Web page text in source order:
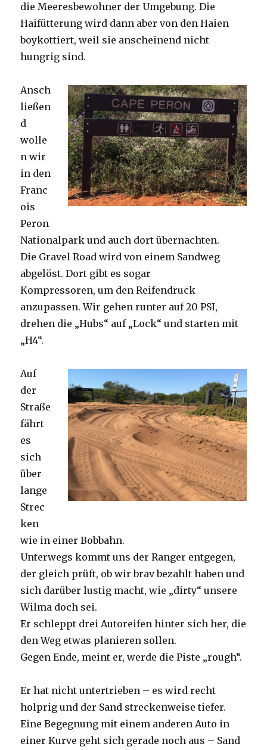
die Meeresbewohner der Umgebung. Die
Haifütterung wird dann aber von den Haien
boykottiert, weil sie anscheinend nicht
hungrig sind.
Ansch
ließen
d
wolle
n wir
in den
Franc
ois
Peron
Nationalpark und auch dort übernachten.
Die Gravel Road wird von einem Sandweg
abgelöst. Dort gibt es sogar
Kompressoren, um den Reifendruck
anzupassen. Wir gehen runter auf 20 PSI,
drehen die „Hubs“ auf „Lock“ und starten mit
„H4“.
Auf
der
Straße
fährt
es
sich
über
lange
Strec
ken
wie in einer Bobbahn.
Unterwegs kommt uns der Ranger entgegen,
der gleich prüft, ob wir brav bezahlt haben und
sich darüber lustig macht, wie „dirty“ unsere
Wilma doch sei.
Er schleppt drei Autoreifen hinter sich her, die
den Weg etwas planieren sollen.
Gegen Ende, meint er, werde die Piste „rough“.
Er hat nicht untertrieben – es wird recht
holprig und der Sand streckenweise tiefer.
Eine Begegnung mit einem anderen Auto in
einer Kurve geht sich gerade noch aus – Sand